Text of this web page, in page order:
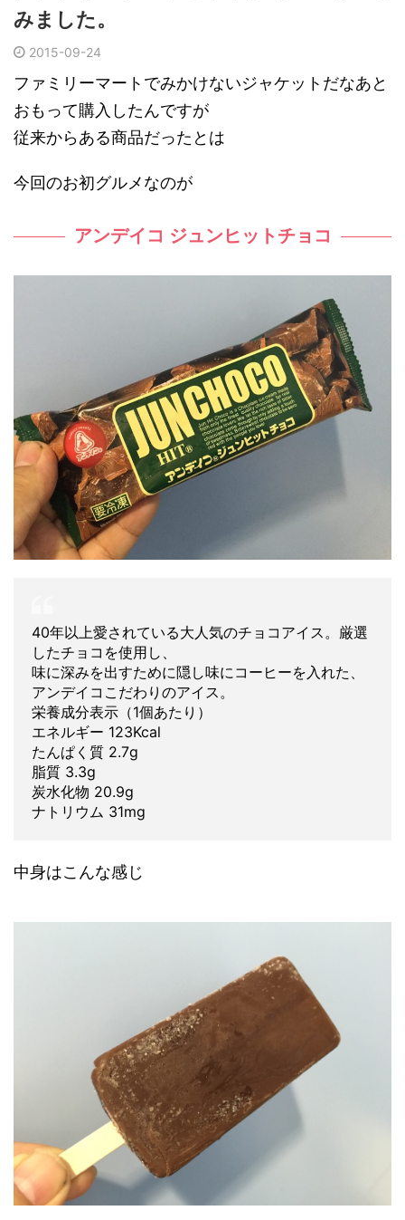
みました。
2015-09-24
ファミリーマートでみかけないジャケットだなあと
おもって購入したんですが
従来からある商品だったとは
今回のお初グルメなのが
アンデイコ ジュンヒットチョコ
40年以上愛されている大人気のチョコアイス。厳選
したチョコを使用し、
味に深みを出すために隠し味にコーヒーを入れた、
アンデイコこだわりのアイス。
栄養成分表示（1個あたり）
エネルギー 123Kcal
たんぱく質 2.7g
脂質 3.3g
炭水化物 20.9g
ナトリウム 31mg
中身はこんな感じ